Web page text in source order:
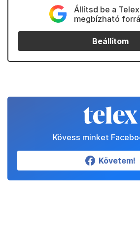
Állítsd be a
megbízható
Beállítom
Kövess minket
Követem!